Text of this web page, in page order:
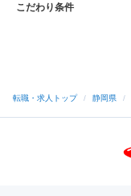
こだわり条件
転職・求人トップ / 静岡県 /